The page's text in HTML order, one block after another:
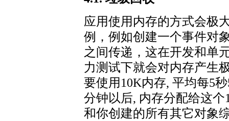
应用使用内存的方式会极
例，例如创建一个事件对
之间传递，这在开发和单
力测试下就会对内存产生
要使用10K内存, 平均每5
分钟以后, 内存分配给这
和你创建的所有其它对象